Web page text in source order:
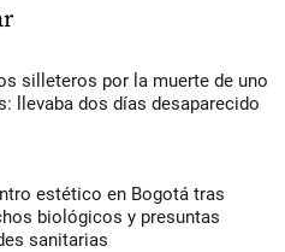
silleteros por la muerte de uno
llevaba dos días desaparecido
estético en Bogotá tras
biológicos y presuntas
sanitarias